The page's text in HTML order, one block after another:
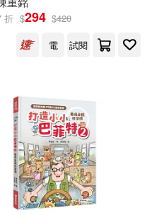
辰(1)
驊(1)
陳映延(1)
版(3)
折 $294 $420
電
試閱